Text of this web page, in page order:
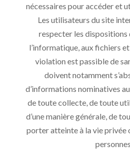
nécessaires pour accéder et
Les utilisateurs du site
respecter les dispositions
l’informatique, aux fichiers
violation est passible de
doivent notamment
d’informations nominatives
de toute collecte, de toute
d’une manière générale, de
porter atteinte à la vie privée
personnes.